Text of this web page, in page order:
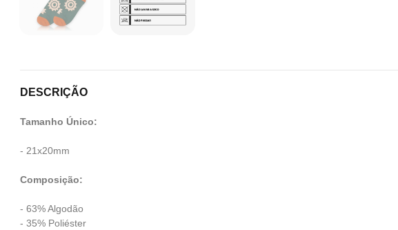
DESCRIÇÃO
Tamanho Único:
- 21x20mm
Composição:
- 63% Algodão
- 35% Poliéster